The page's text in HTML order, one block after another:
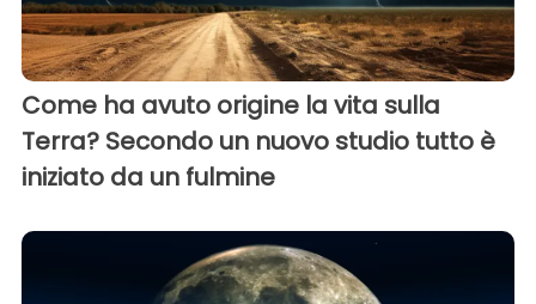
Come ha avuto origine la vita sulla
Terra? Secondo un nuovo studio tutto è
iniziato da un fulmine